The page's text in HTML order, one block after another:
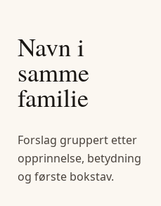
Navn i
samme
familie
Forslag gruppert etter
opprinnelse, betydning
og første bokstav.